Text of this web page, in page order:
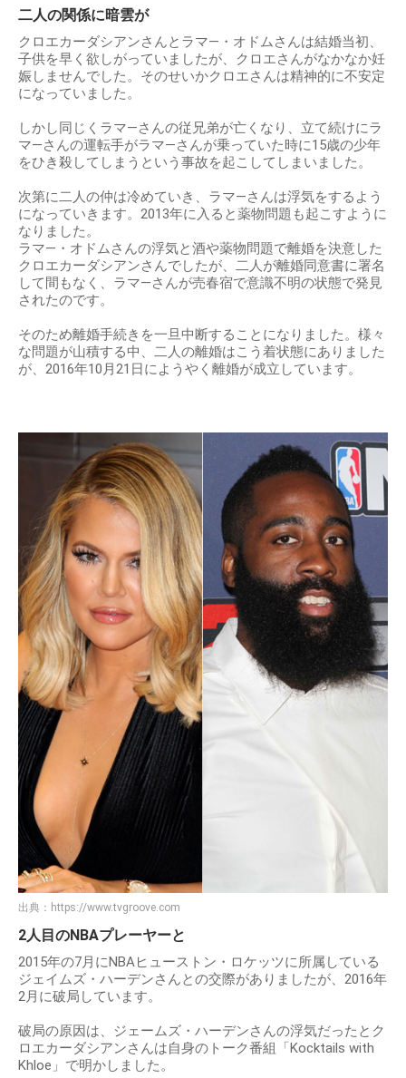
二人の関係に暗雲が
クロエカーダシアンさんとラマ―・オドムさんは結婚当初、
子供を早く欲しがっていましたが、クロエさんがなかなか妊
娠しませんでした。そのせいかクロエさんは精神的に不安定
になっていました。
しかし同じくラマ―さんの従兄弟が亡くなり、立て続けにラ
マ―さんの運転手がラマ―さんが乗っていた時に15歳の少年
をひき殺してしまうという事故を起こしてしまいました。
次第に二人の仲は冷めていき、ラマ―さんは浮気をするよう
になっていきます。2013年に入ると薬物問題も起こすように
なりました。
ラマ―・オドムさんの浮気と酒や薬物問題で離婚を決意した
クロエカーダシアンさんでしたが、二人が離婚同意書に署名
して間もなく、ラマ―さんが売春宿で意識不明の状態で発見
されたのです。
そのため離婚手続きを一旦中断することになりました。様々
な問題が山積する中、二人の離婚はこう着状態にありました
が、2016年10月21日にようやく離婚が成立しています。
出典： https://www.tvgroove.com
2人目のNBAプレーヤーと
2015年の7月にNBAヒューストン・ロケッツに所属している
ジェイムズ・ハーデンさんとの交際がありましたが、2016年
2月に破局しています。
破局の原因は、ジェームズ・ハーデンさんの浮気だったとク
ロエカーダシアンさんは自身のトーク番組「Kocktails with
Khloe」で明かしました。